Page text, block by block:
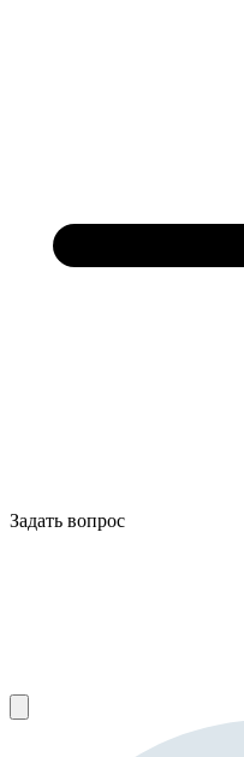
Задать вопрос